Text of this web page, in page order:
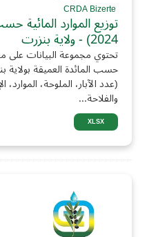
2024) - ولاية بنزرت
تحتوي مجموعة البيانات على
(عدد الآبار، الملوحة،
والفلاحة...
XLSX